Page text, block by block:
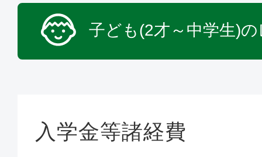
子ども(2才～中学生)
入学金等諸経費